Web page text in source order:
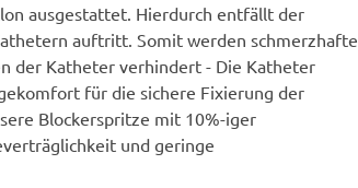
ausgestattet. Hierdurch entfällt der
auftritt. Somit werden schmerzhafte
der Katheter verhindert - Die Katheter
für die sichere Fixierung der
Blockerspritze mit 10%-iger
und geringe